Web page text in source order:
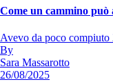
Come un cammino
Avevo da poco
By
Sara Massarotto
26/08/2025